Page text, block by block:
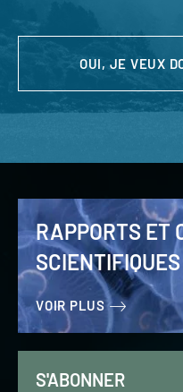
OUI, JE VEUX
RAPPORTS ET
SCIENTIFIQUES
VOIR PLUS
S'ABONNER